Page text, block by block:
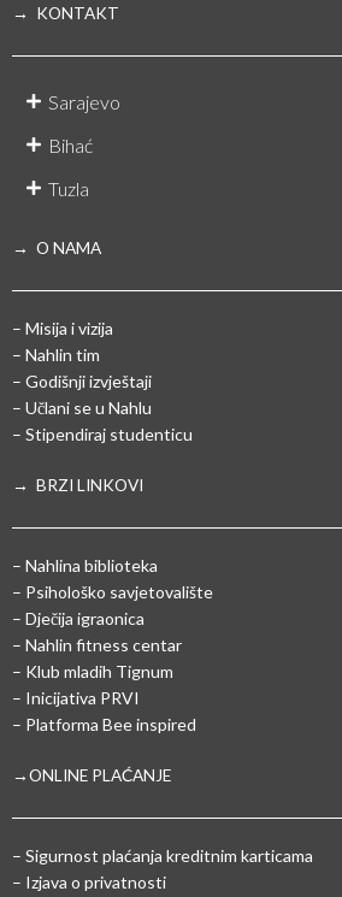
→ KONTAKT
Sarajevo
Bihać
Tuzla
→ O NAMA
– Misija i vizija
– Nahlin tim
– Godišnji izvještaji
– Učlani se u Nahlu
– Stipendiraj studenticu
→ BRZI LINKOVI
– Nahlina biblioteka
– Psihološko savjetovalište
– Dječija igraonica
– Nahlin fitness centar
– Klub mladih Tignum
– Inicijativa PRVI
– Platforma Bee inspired
→ONLINE PLAĆANJE
– Sigurnost plaćanja kreditnim karticama
– Izjava o privatnosti